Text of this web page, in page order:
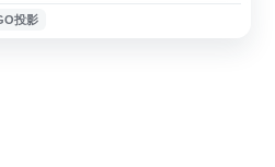
涅尔透镜、短焦变焦透镜、成像投影光学、
透镜、VR光学镜头、VR短焦镜头及LED光
投影